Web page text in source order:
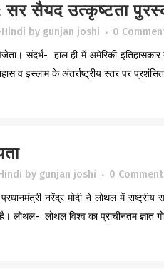
सर सैयद उत्कृष्टता
by gunjan joshi 0
संदर्भ- हाल ही में अमेरिकी
व इस्लाम के अंतर्राष्ट्रीय स्तर पर
by gunjan joshi 0
नरेंद्र मोदी ने लोथल में राष्ट्रीय
लोथल- लोथल विश्व का प्राचीनतम ज्ञात